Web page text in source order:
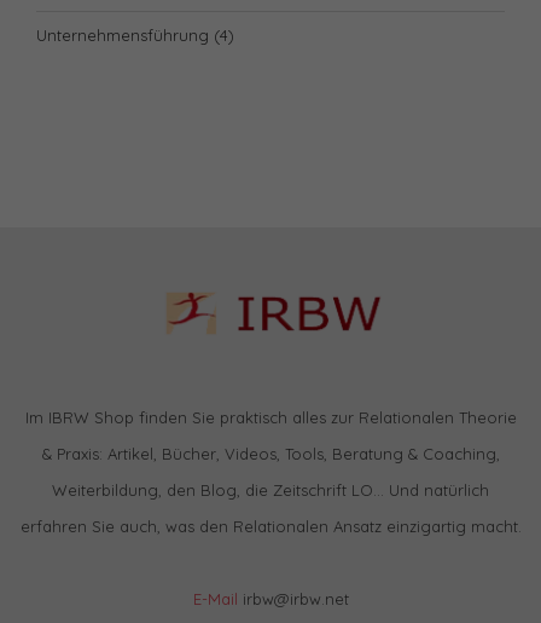
Unternehmensführung (4)
Im IBRW Shop finden Sie praktisch alles zur Relationalen Theorie
& Praxis: Artikel, Bücher, Videos, Tools, Beratung & Coaching,
Weiterbildung, den Blog, die Zeitschrift LO… Und natürlich
erfahren Sie auch, was den Relationalen Ansatz einzigartig macht.
E-Mail irbw@irbw.net